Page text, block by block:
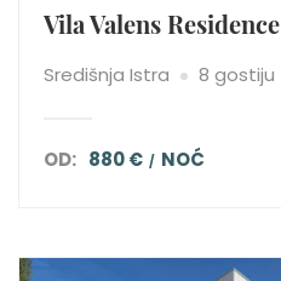
Vila Valens Residence
Središnja Istra 8 gostiju
OD: 880 € NOĆ